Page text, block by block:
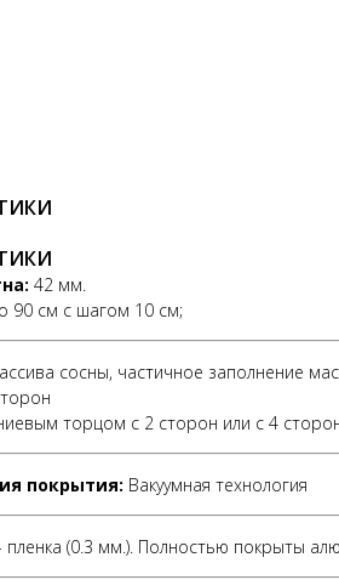
42 мм.
90 см с шагом 10 см;
сосны, частичное заполнение
торцом с 2 сторон или с 4
покрытия: Вакуумная технология
пленка (0.3 мм.). Полностью покрыты